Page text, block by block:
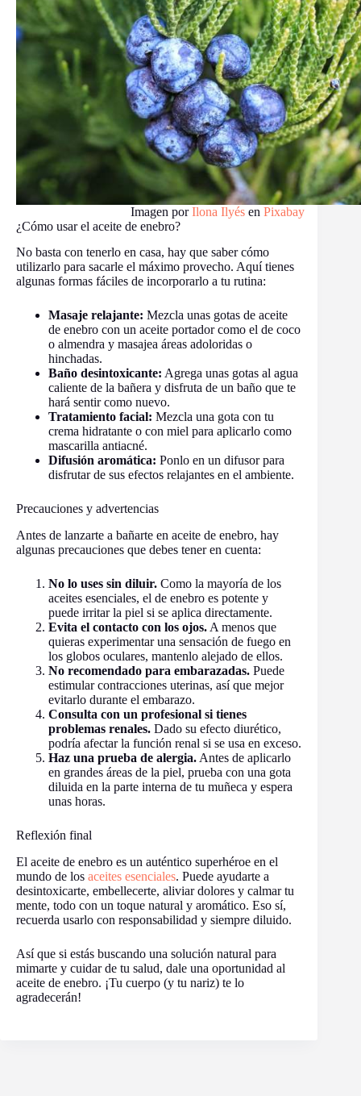
Imagen porIlona Ilyés en Pixabay
¿Cómo usar el aceite de enebro?
No basta con tenerlo en casa, hay que saber cómo
utilizarlo para sacarle el máximo provecho. Aquí tienes
algunas formas fáciles de incorporarlo a tu rutina:
Masaje relajante: Mezcla unas gotas de aceite
de enebro con un aceite portador como el de coco
o almendra y masajea áreas adoloridas o
hinchadas.
Baño desintoxicante: Agrega unas gotas al agua
caliente de la bañera y disfruta de un baño que te
hará sentir como nuevo.
Tratamiento facial: Mezcla una gota con tu
crema hidratante o con miel para aplicarlo como
mascarilla antiacné.
Difusión aromática: Ponlo en un difusor para
disfrutar de sus efectos relajantes en el ambiente.
Precauciones y advertencias
Antes de lanzarte a bañarte en aceite de enebro, hay
algunas precauciones que debes tener en cuenta:
No lo uses sin diluir. Como la mayoría de los
aceites esenciales, el de enebro es potente y
puede irritar la piel si se aplica directamente.
Evita el contacto con los ojos. A menos que
quieras experimentar una sensación de fuego en
los globos oculares, mantenlo alejado de ellos.
No recomendado para embarazadas. Puede
estimular contracciones uterinas, así que mejor
evitarlo durante el embarazo.
Consulta con un profesional si tienes
problemas renales. Dado su efecto diurético,
podría afectar la función renal si se usa en exceso.
Haz una prueba de alergia. Antes de aplicarlo
en grandes áreas de la piel, prueba con una gota
diluida en la parte interna de tu muñeca y espera
unas horas.
Reflexión final
El aceite de enebro es un auténtico superhéroe en el
mundo de los aceites esenciales. Puede ayudarte a
desintoxicarte, embellecerte, aliviar dolores y calmar tu
mente, todo con un toque natural y aromático. Eso sí,
recuerda usarlo con responsabilidad y siempre diluido.
Así que si estás buscando una solución natural para
mimarte y cuidar de tu salud, dale una oportunidad al
aceite de enebro. ¡Tu cuerpo (y tu nariz) te lo
agradecerán!